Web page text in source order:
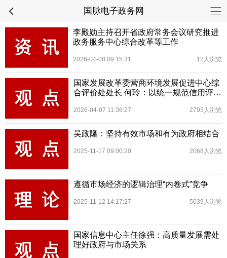
国脉电子政务网
李殿勋主持召开省政府常务会议研究推进
政务服务中心综合改革等工作
2026-04-08 09:15:31 12人浏览
国家发展改革委营商环境发展促进中心综
合评价处处长 何玲：以统一规范信用评价
2026-04-07 11:36:27 2793人浏览
吴政隆：坚持有效市场和有为政府相结合
2025-11-17 09:00:20 2068人浏览
遵循市场经济的逻辑治理“内卷式”竞争
2025-11-12 14:17:27 5039人浏览
国家信息中心主任徐强：高质量发展需处
理好政府与市场关系